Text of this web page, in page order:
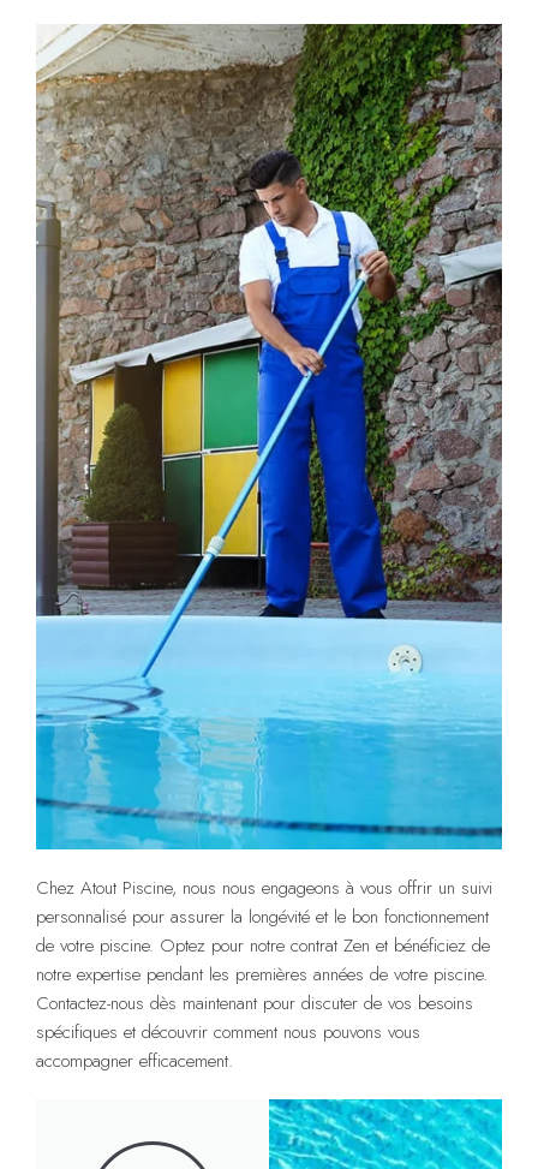
Chez Atout Piscine, nous nous engageons à vous offrir un suivi
personnalisé pour assurer la longévité et le bon fonctionnement
de votre piscine. Optez pour notre contrat Zen et bénéficiez de
notre expertise pendant les premières années de votre piscine.
Contactez-nous dès maintenant pour discuter de vos besoins
spécifiques et découvrir comment nous pouvons vous
accompagner efficacement.